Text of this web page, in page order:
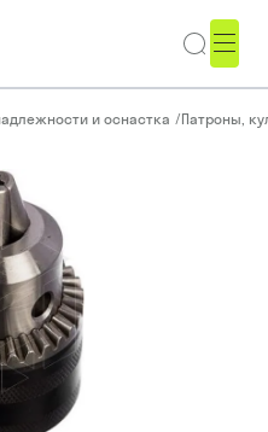
и оснастка /Патроны,